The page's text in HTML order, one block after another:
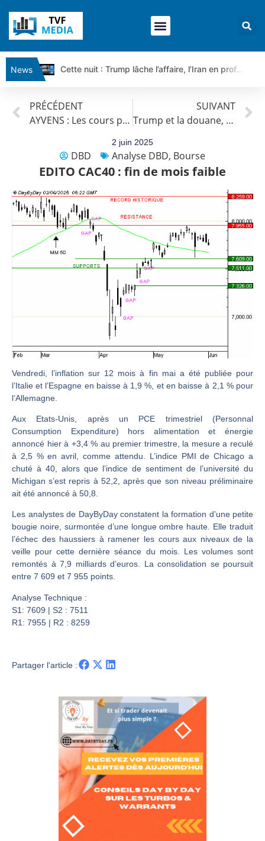
News
Cette nuit : Trump lâche l’affaire, l’Iran en profite pour tout exiger | Par Louis-Antoine Michelet
Vente du Turbo Infini BEST CALL AIRBUS TY80V à 3,45 € (+118 %)
Gaza, Iran, Chine : la guerre mondiale vient de commencer | par Louis-Antoine Michelet
DAX40 : Poursuite de la croissance ? | Erick Sebban – Chrono DAX
REMY COINTREAU : Le rebond est-il enfin confirmé ? | Daniel Cohen de Lara – Market Movers
TELEPERFORMANCE : Faut-il acheter avant les résultats ? | Daniel Cohen de Lara – Market Movers
Christian Parisot : Les marchés à l’épreuve des signaux | Interview Économique
NASDAQ : La tendance haussière reste intacte | Ludovick Bertola – Les Echos de Wall Street
FERRARI : Un parcours toujours sans faute | Bernard Prats-Desclaux – Market Movers
LVMH : Un rebond à confirmer | Bernard Prats-Desclaux – Market Movers
Le monde a changé de règles cette nuit. Personne ne vous l’a encore dit | Louis-Antoine Michelet
GBP/USD : Un premier ministre déjà sur le scelette | Philippe Lhermie – Flash Forex
EUR/USD : Une réunion à priori sans saveur | Philippe Lhermie – Flash Forex
La France, maillon faible de l’Europe ! | Jean-Louis Cussac – Chrono CAC
Pourquoi 6 guerres explosent en même temps cette semaine | par Louis-Antoine Michelet
Les investisseurs y croient toujours | Point Stratégique Hebdomadaire – Éric Galiègue
Une inertie haussière qui ralentit | Antoine Quesada – Chrono CAC
PRÉCÉDENT
AYVENS : Les cours progressent toujours.
SUIVANT
Trump et la douane, l’OPEP+, S&P maintient la note : Actualités par Roseline Pagès
2 juin 2025
DBD Analyse DBD, Bourse
EDITO CAC40 : fin de mois faible
Vendredi, l’inflation sur 12 mois à fin mai a été publiée pour
l’Italie et l’Espagne en baisse à 1,9 %, et en baisse à 2,1 % pour
l’Allemagne.
Aux Etats-Unis, après un PCE trimestriel (Personnal
Consumption Expenditure) hors alimentation et énergie
annoncé hier à +3,4 % au premier trimestre, la mesure a reculé
à 2,5 % en avril, comme attendu. L’indice PMI de Chicago a
chuté à 40, alors que l’indice de sentiment de l’université du
Michigan s’est repris à 52,2, après que son niveau préliminaire
ait été annoncé à 50,8.
Les analystes de DayByDay constatent la formation d’une petite
bougie noire, surmontée d’une longue ombre haute. Elle traduit
l’échec des haussiers à ramener les cours aux niveaux de la
veille pour cette dernière séance du mois. Les volumes sont
remontés à 7,9 milliards d’euros. La consolidation se poursuit
entre 7 609 et 7 955 points.
Analyse Technique :
S1: 7609 | S2 : 7511
R1: 7955 | R2 : 8259
Partager l'article :